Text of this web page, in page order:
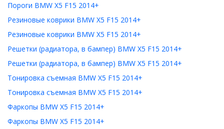
Пороги BMW X5 F15 2014+
Резиновые коврики BMW X5 F15 2014+
Резиновые коврики BMW X5 F15 2014+
Решетки (радиатора, в бампер) BMW X5 F15 2014+
Решетки (радиатора, в бампер) BMW X5 F15 2014+
Тонировка съемная BMW X5 F15 2014+
Тонировка съемная BMW X5 F15 2014+
Фаркопы BMW X5 F15 2014+
Фаркопы BMW X5 F15 2014+